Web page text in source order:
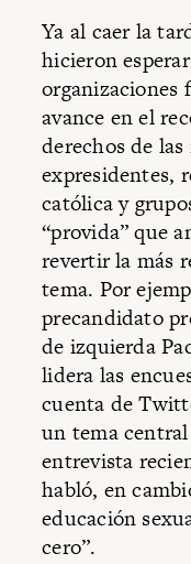
Ya al caer la
hicieron
organizaciones
avance en el
derechos de
expresidentes,
católica y
“provida” que
revertir la más
tema. Por
precandidato
de izquierda
lidera las
cuenta de
un tema
entrevista
habló, en
educación
cero”.